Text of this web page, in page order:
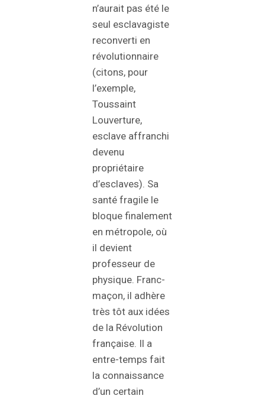
n’aurait pas été le
seul esclavagiste
reconverti en
révolutionnaire
(citons, pour
l’exemple,
Toussaint
Louverture,
esclave affranchi
devenu
propriétaire
d’esclaves). Sa
santé fragile le
bloque finalement
en métropole, où
il devient
professeur de
physique. Franc-
maçon, il adhère
très tôt aux idées
de la Révolution
française. Il a
entre-temps fait
la connaissance
d’un certain